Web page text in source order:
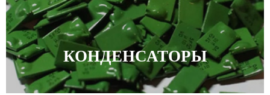
КОНДЕНСАТОРЫ